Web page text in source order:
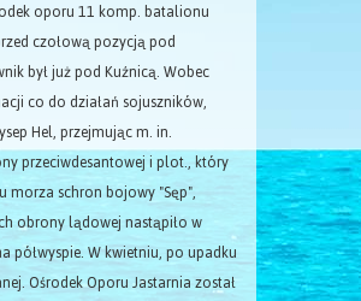
oporu 11 komp. batalionu
czołową pozycją pod
był już pod Kuźnicą. Wobec
co do działań sojuszników,
Hel, przejmując m. in.
przeciwdesantowej i plot., który
morza schron bojowy "Sęp",
obrony lądowej nastąpiło w
W kwietniu, po upadku
Ośrodek Oporu Jastarnia został